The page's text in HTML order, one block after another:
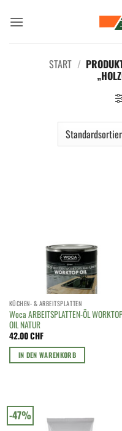
Inhalt
START /
KÜCHEN- & ARBEITSPLATTEN
Woca ARBEITSPLATTEN-ÖL
OIL NATUR
42.00CHF
IN DEN WARENKORB
-47%